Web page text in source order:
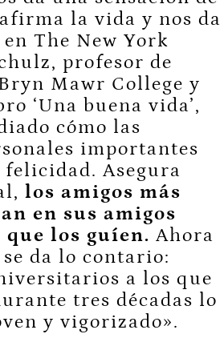
la vida y nos da
The New York
profesor de
Mawr College y
‘Una buena vida’,
cómo las
importantes
Asegura
los amigos más
en sus amigos
que los guíen. Ahora
da lo contario:
a los que
tres décadas lo
y vigorizado».